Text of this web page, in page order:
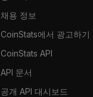
채용 정보
CoinStats에서 광고하기
CoinStats API
API 문서
공개 API 대시보드